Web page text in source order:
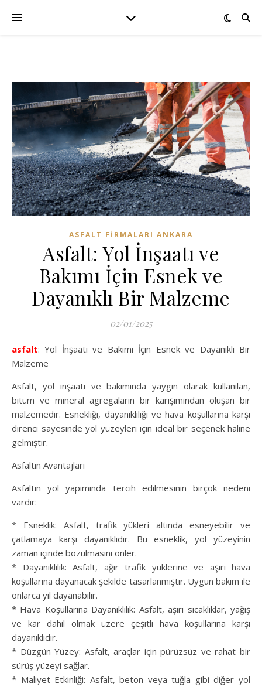
ASFALT FIRMALARI ANKARA
Asfalt: Yol İnşaatı ve
Bakımı İçin Esnek ve
Dayanıklı Bir Malzeme
02/01/2025
asfalt: Yol İnşaatı ve Bakımı İçin Esnek ve Dayanıklı Bir
Malzeme
Asfalt, yol inşaatı ve bakımında yaygın olarak kullanılan,
bitüm ve mineral agregaların bir karışımından oluşan bir
malzemedir. Esnekliği, dayanıklılığı ve hava koşullarına karşı
direnci sayesinde yol yüzeyleri için ideal bir seçenek haline
gelmiştir.
Asfaltın Avantajları
Asfaltın yol yapımında tercih edilmesinin birçok nedeni
vardır:
* Esneklik: Asfalt, trafik yükleri altında esneyebilir ve
çatlamaya karşı dayanıklıdır. Bu esneklik, yol yüzeyinin
zaman içinde bozulmasını önler.
* Dayanıklılık: Asfalt, ağır trafik yüklerine ve aşırı hava
koşullarına dayanacak şekilde tasarlanmıştır. Uygun bakım ile
onlarca yıl dayanabilir.
* Hava Koşullarına Dayanıklılık: Asfalt, aşırı sıcaklıklar, yağış
ve kar dahil olmak üzere çeşitli hava koşullarına karşı
dayanıklıdır.
* Düzgün Yüzey: Asfalt, araçlar için pürüzsüz ve rahat bir
sürüş yüzeyi sağlar.
* Maliyet Etkinliği: Asfalt, beton veya tuğla gibi diğer yol